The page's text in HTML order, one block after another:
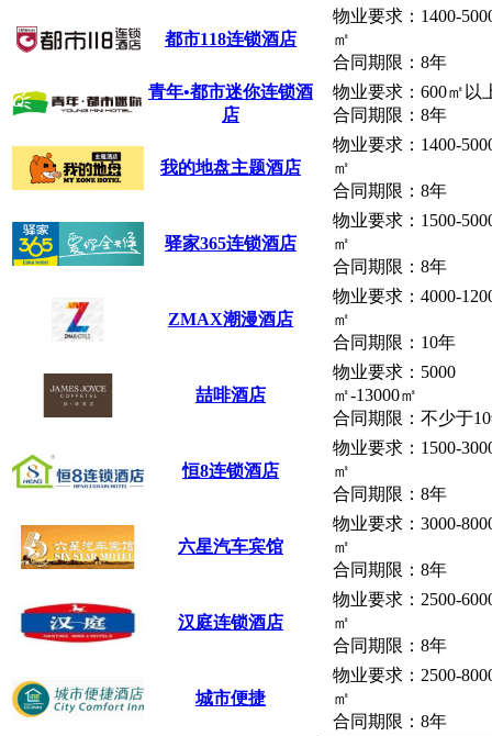
都市118连锁酒店
物业要求：1400-
㎡
合同期限：8年
青年•都市迷你连锁酒
店
物业要求：600㎡以
合同期限：8年
我的地盘主题酒店
物业要求：1400-
㎡
合同期限：8年
驿家365连锁酒店
物业要求：1500-
㎡
合同期限：8年
ZMAX潮漫酒店
物业要求：4000-
㎡
合同期限：10年
喆啡酒店
物业要求：5000
㎡-13000㎡
合同期限：不少于
恒8连锁酒店
物业要求：1500-
㎡
合同期限：8年
六星汽车宾馆
物业要求：3000-
㎡
合同期限：8年
汉庭连锁酒店
物业要求：2500-
㎡
合同期限：8年
城市便捷
物业要求：2500-
㎡
合同期限：8年